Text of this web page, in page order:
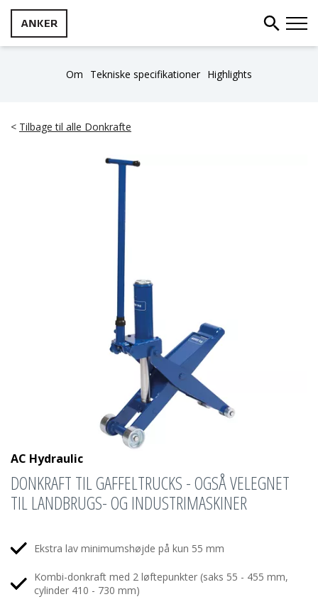
Om Tekniske specifikationer Highlights
< Tilbage til alle Donkrafte
AC Hydraulic
DONKRAFT TIL GAFFELTRUCKS - OGSÅ VELEGNET
TIL LANDBRUGS- OG INDUSTRIMASKINER
Ekstra lav minimumshøjde på kun 55 mm
Kombi-donkraft med 2 løftepunkter (saks 55 - 455 mm,
cylinder 410 - 730 mm)